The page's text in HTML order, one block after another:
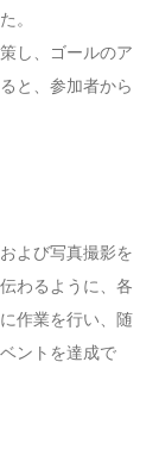
。
し、ゴールのア
と、参加者から
よび写真撮影を
わるように、各
作業を行い、随
ントを達成で